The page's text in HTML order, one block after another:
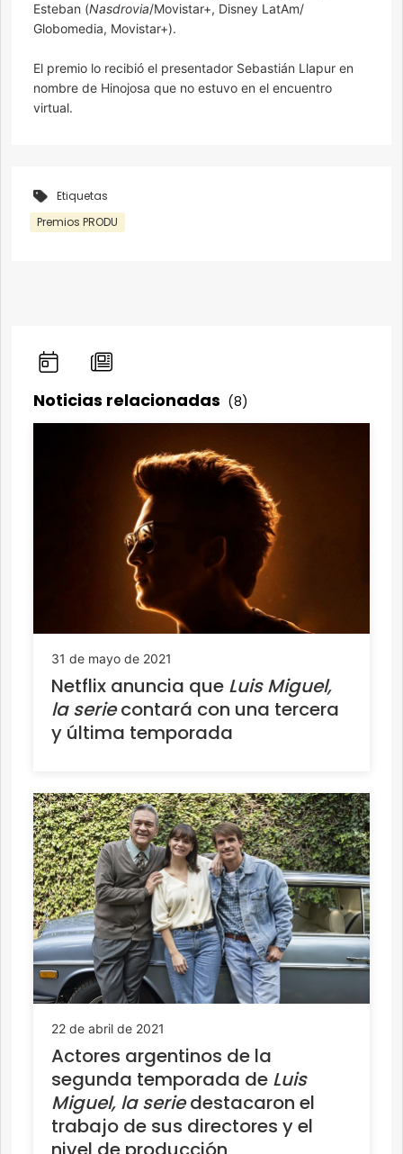
Esteban (Nasdrovia/Movistar+, Disney LatAm/
Globomedia, Movistar+).
El premio lo recibió el presentador Sebastián Llapur en
nombre de Hinojosa que no estuvo en el encuentro
virtual.
Etiquetas
Premios PRODU
Noticias relacionadas (8)
31 de mayo de 2021
Netflix anuncia que Luis Miguel,
la seriecontará con una tercera
y última temporada
22 de abril de 2021
Actores argentinos de la
segunda temporada de Luis
Miguel, la seriedestacaron el
trabajo de sus directores y el